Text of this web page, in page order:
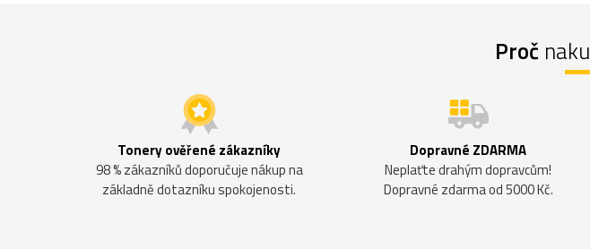
Proč
Tonery ověřené zákazníky
98 % zákazníků doporučuje nákup na
základně dotazníku spokojenosti.
Dopravné ZDARMA
Neplaťte drahým dopravcům!
Dopravné zdarma od 5000 Kč.